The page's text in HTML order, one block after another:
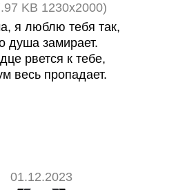
KB 1230x2000)
я люблю тебя так,
душа замирает.
рвется к тебе,
весь пропадает.
01.12.2023